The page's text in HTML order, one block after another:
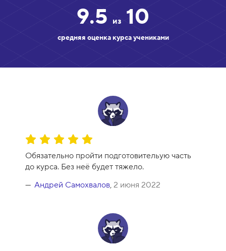
9.5 из 10
средняя оценка курса учениками
О
е
н
к
Обязательно пройти подготовительую часть
до курса. Без неё будет тяжело.
Андрей Самохвалов, 2 июня 2022